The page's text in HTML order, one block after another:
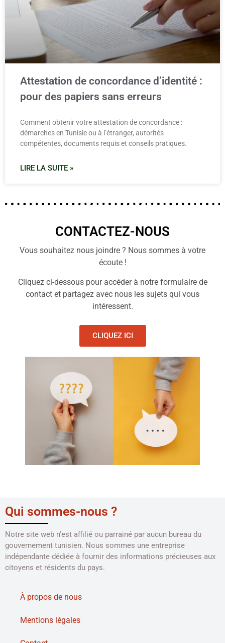
Attestation de concordance d’identité :
pour des papiers sans erreurs
Comment obtenir votre attestation de concordance :
démarches en Tunisie ou à l’étranger, autorités
compétentes, documents requis et conseils pratiques.
LIRE LA SUITE »
CONTACTEZ-NOUS
Vous souhaitez nous joindre ? Nous sommes à votre
écoute !
Cliquez ci-dessous pour accéder à notre formulaire de
contact et partagez avec nous les sujets qui vous
intéressent.
CLIQUEZ ICI
Qui sommes-nous ?
Notre site web n'est affilié ou parrainé par aucun bureau du
gouvernement tunisien. Nous sommes une entreprise
indépendante dédiée à fournir des informations précieuses aux
citoyens et résidents du pays.
À propos de nous
Mentions légales